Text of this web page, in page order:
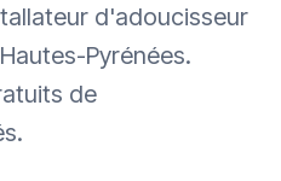
d'adoucisseur
Pyrénées.
de